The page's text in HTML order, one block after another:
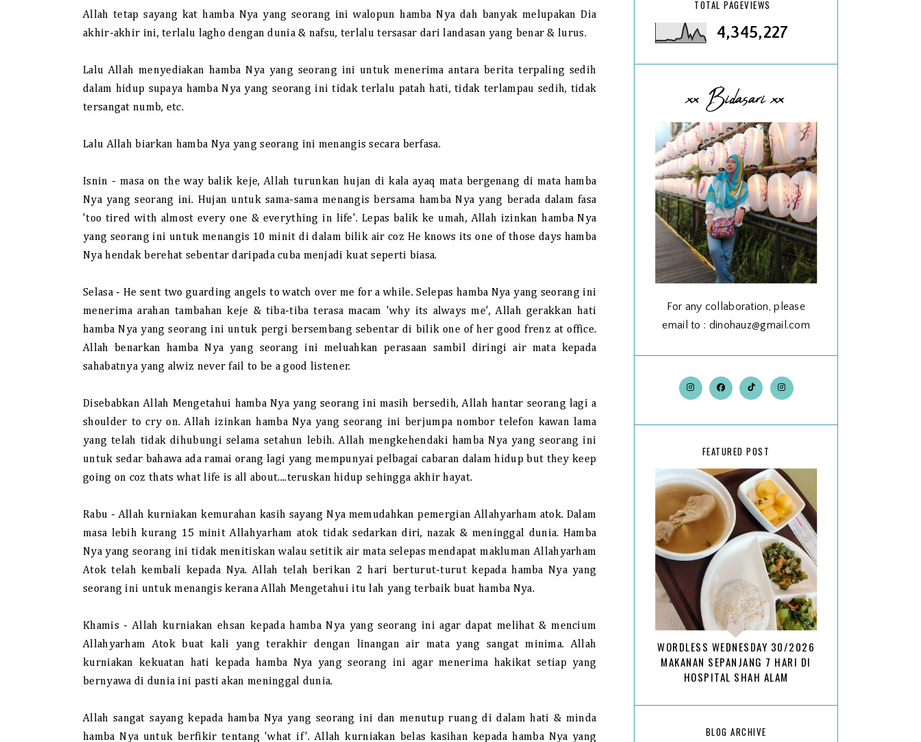
Allah tetap sayang kat hamba Nya yang seorang ini walopun hamba Nya dah banyak melupakan Dia
akhir-akhir ini, terlalu lagho dengan dunia & nafsu, terlalu tersasar dari landasan yang benar & lurus.
Lalu Allah menyediakan hamba Nya yang seorang ini untuk menerima antara berita terpaling sedih
dalam hidup supaya hamba Nya yang seorang ini tidak terlalu patah hati, tidak terlampau sedih, tidak
tersangat numb, etc.
Lalu Allah biarkan hamba Nya yang seorang ini menangis secara berfasa.
Isnin - masa on the way balik keje, Allah turunkan hujan di kala ayaq mata bergenang di mata hamba
Nya yang seorang ini. Hujan untuk sama-sama menangis bersama hamba Nya yang berada dalam fasa
'too tired with almost every one & everything in life'. Lepas balik ke umah, Allah izinkan hamba Nya
yang seorang ini untuk menangis 10 minit di dalam bilik air coz He knows its one of those days hamba
Nya hendak berehat sebentar daripada cuba menjadi kuat seperti biasa.
Selasa - He sent two guarding angels to watch over me for a while. Selepas hamba Nya yang seorang ini
menerima arahan tambahan keje & tiba-tiba terasa macam 'why its always me', Allah gerakkan hati
hamba Nya yang seorang ini untuk pergi bersembang sebentar di bilik one of her good frenz at office.
Allah benarkan hamba Nya yang seorang ini meluahkan perasaan sambil diringi air mata kepada
sahabatnya yang alwiz never fail to be a good listener.
Disebabkan Allah Mengetahui hamba Nya yang seorang ini masih bersedih, Allah hantar seorang lagi a
shoulder to cry on. Allah izinkan hamba Nya yang seorang ini berjumpa nombor telefon kawan lama
yang telah tidak dihubungi selama setahun lebih. Allah mengkehendaki hamba Nya yang seorang ini
untuk sedar bahawa ada ramai orang lagi yang mempunyai pelbagai cabaran dalam hidup but they keep
going on coz thats what life is all about....teruskan hidup sehingga akhir hayat.
Rabu - Allah kurniakan kemurahan kasih sayang Nya memudahkan pemergian Allahyarham atok. Dalam
masa lebih kurang 15 minit Allahyarham atok tidak sedarkan diri, nazak & meninggal dunia. Hamba
Nya yang seorang ini tidak menitiskan walau setitik air mata selepas mendapat makluman Allahyarham
Atok telah kembali kepada Nya. Allah telah berikan 2 hari berturut-turut kepada hamba Nya yang
seorang ini untuk menangis kerana Allah Mengetahui itu lah yang terbaik buat hamba Nya.
Khamis - Allah kurniakan ehsan kepada hamba Nya yang seorang ini agar dapat melihat & mencium
Allahyarham Atok buat kali yang terakhir dengan linangan air mata yang sangat minima. Allah
kurniakan kekuatan hati kepada hamba Nya yang seorang ini agar menerima hakikat setiap yang
bernyawa di dunia ini pasti akan meninggal dunia.
Allah sangat sayang kepada hamba Nya yang seorang ini dan menutup ruang di dalam hati & minda
hamba Nya untuk berfikir tentang 'what if'. Allah kurniakan belas kasihan kepada hamba Nya yang
TOTAL PAGEVIEWS
4,345,227
xx Bidasari xx
For any collaboration, please
email to : dinohauz@gmail.com
FEATURED POST
WORDLESS WEDNESDAY 30/2026
MAKANAN SEPANJANG 7 HARI DI
HOSPITAL SHAH ALAM
BLOG ARCHIVE